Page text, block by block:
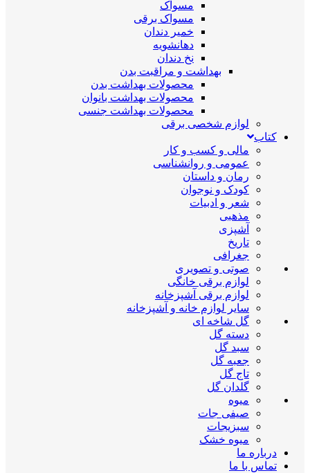
مسواک
مسواک برقی
خمیر دندان
دهانشویه
نخ دندان
بهداشت و مراقبت بدن
محصولات بهداشت بدن
محصولات بهداشت بانوان
محصولات بهداشت جنسی
لوازم شخصی برقی
کتاب
مالی و کسب و کار
عمومی و روانشناسی
رمان و داستان
کودک و نوجوان
شعر و ادبیات
مذهبی
آشپزی
تاریخ
جغرافی
صوتی و تصویری
لوازم برقی خانگی
لوازم برقی آشپزخانه
سایر لوازم خانه و آشپزخانه
گل شاخه ای
دسته گل
سبد گل
جعبه گل
تاج گل
گلدان گل
میوه
صیفی جات
سبزیجات
میوه خشک
درباره ما
تماس با ما